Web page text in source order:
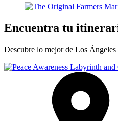
Encuentra tu
Descubre lo mejor de Los